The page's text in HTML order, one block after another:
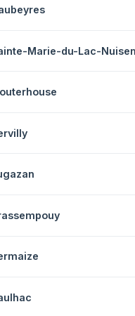
Marie-du-Lac-